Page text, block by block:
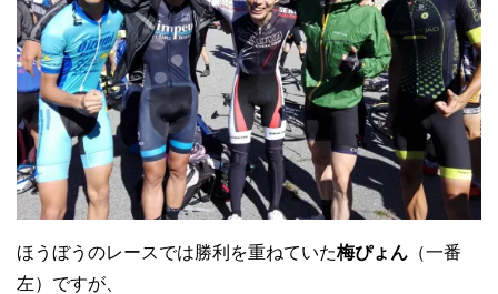
ほうぼうのレースでは勝利を重ねていた梅ぴょん （一番
左）ですが、